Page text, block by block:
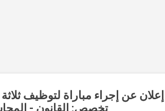
تخصص: القانون -